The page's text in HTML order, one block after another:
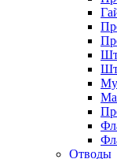
Отводы